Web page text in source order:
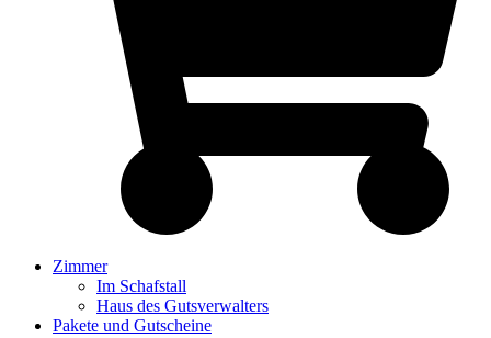
Zimmer
Im Schafstall
Haus des Gutsverwalters
Pakete und Gutscheine